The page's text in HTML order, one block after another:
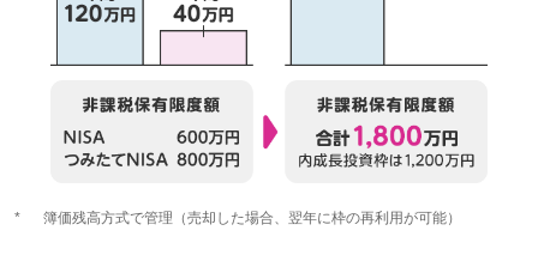
* 簿価残高方式で管理（売却した場合、翌年に枠の再利用が可能）